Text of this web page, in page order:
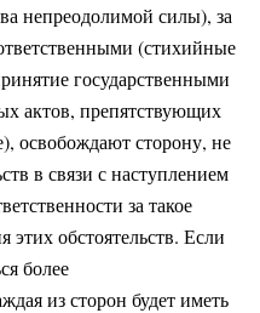
непреодолимой силы), за
(стихийные
государственными
актов, препятствующих
освобождают сторону, не
в связи с наступлением
за такое
этих обстоятельств. Если
более
из сторон будет иметь